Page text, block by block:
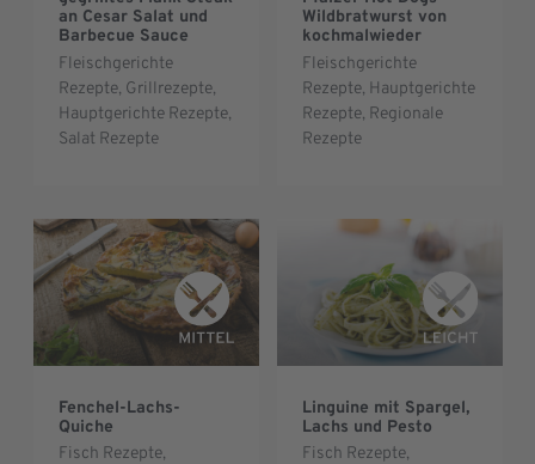
an Cesar Salat und
Barbecue Sauce
Fleischgerichte
Rezepte, Grillrezepte,
Hauptgerichte Rezepte,
Salat Rezepte
Wildbratwurst von
kochmalwieder
Fleischgerichte
Rezepte, Hauptgerichte
Rezepte, Regionale
Rezepte
Fenchel-Lachs-
Quiche
Fisch Rezepte,
Linguine mit Spargel,
Lachs und Pesto
Fisch Rezepte,